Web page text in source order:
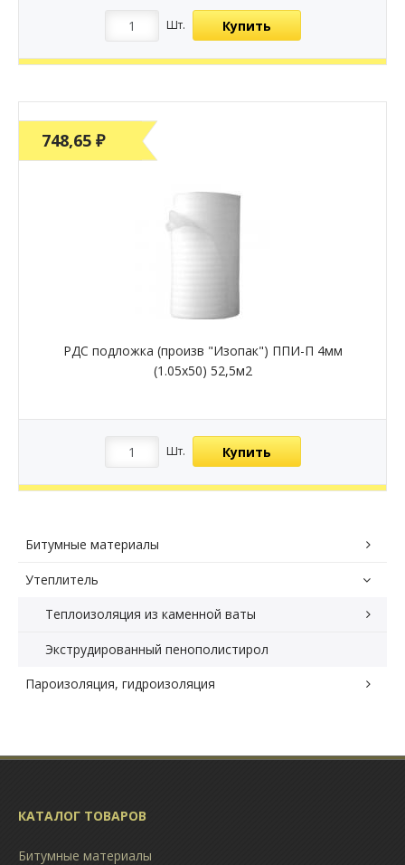
Битумные материалы
Утеплитель
Теплоизоляция из каменной ваты
Экструдированный пенополистирол
Пароизоляция, гидроизоляция
Шт. Купить
748,65 ₽
РДС подложка (произв "Изопак") ППИ-П 4мм
(1.05х50) 52,5м2
Шт. Купить
КАТАЛОГ ТОВАРОВ
Битумные материалы